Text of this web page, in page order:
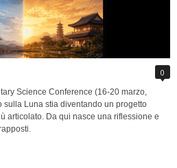
0
Science Conference (16-20 marzo,
sulla Luna stia diventando un progetto
articolato. Da qui nasce una riflessione e